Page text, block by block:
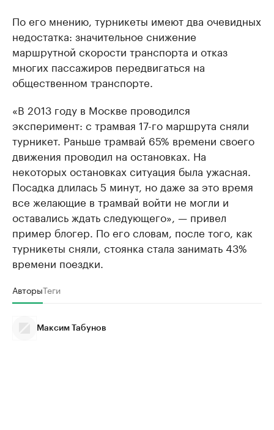
По его мнению, турникеты имеют два очевидных
недостатка: значительное снижение
маршрутной скорости транспорта и отказ
многих пассажиров передвигаться на
общественном транспорте.
«В 2013 году в Москве проводился
эксперимент: с трамвая 17-го маршрута сняли
турникет. Раньше трамвай 65% времени своего
движения проводил на остановках. На
некоторых остановках ситуация была ужасная.
Посадка длилась 5 минут, но даже за это время
все желающие в трамвай войти не могли и
оставались ждать следующего», — привел
пример блогер. По его словам, после того, как
турникеты сняли, стоянка стала занимать 43%
времени поездки.
АвторыТеги
Максим Табунов